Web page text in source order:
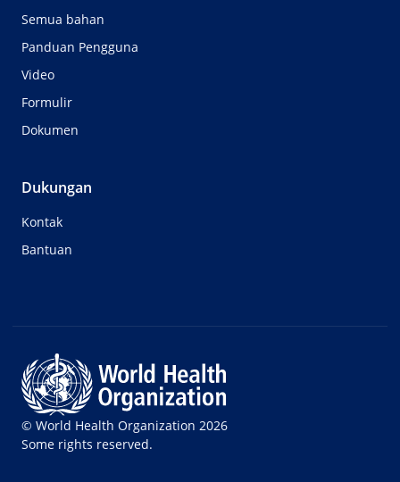
Semua bahan
Panduan Pengguna
Video
Formulir
Dokumen
Dukungan
Kontak
Bantuan
© World Health Organization 2026
Some rights reserved.